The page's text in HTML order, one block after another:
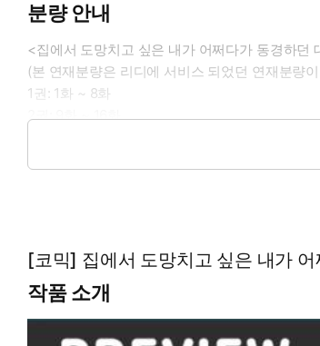
분량 안내
<집에서 도망치고 싶은 내가 어쩌다가 동경하던
(본 연재분량은 리디에 서비스 되었던 연재분량
1권: 1화 ~ 8화
2권: 9화 ~ 16화
[코믹] 집에서 도망치고 싶은 내가
작품 소개